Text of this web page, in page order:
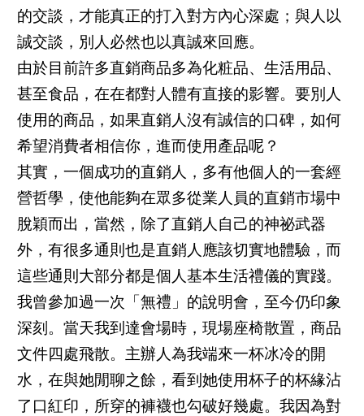
的交談，才能真正的打入對方內心深處；與人以
誠交談，別人必然也以真誠來回應。
由於目前許多直銷商品多為化粧品、生活用品、
甚至食品，在在都對人體有直接的影響。要別人
使用的商品，如果直銷人沒有誠信的口碑，如何
希望消費者相信你，進而使用產品呢？
其實，一個成功的直銷人，多有他個人的一套經
營哲學，使他能夠在眾多從業人員的直銷市場中
脫穎而出，當然，除了直銷人自己的神祕武器
外，有很多通則也是直銷人應該切實地體驗，而
這些通則大部分都是個人基本生活禮儀的實踐。
我曾參加過一次「無禮」的說明會，至今仍印象
深刻。當天我到達會場時，現場座椅散置，商品
文件四處飛散。主辦人為我端來一杯冰冷的開
水，在與她閒聊之餘，看到她使用杯子的杯緣沾
了口紅印，所穿的褲襪也勾破好幾處。我因為對